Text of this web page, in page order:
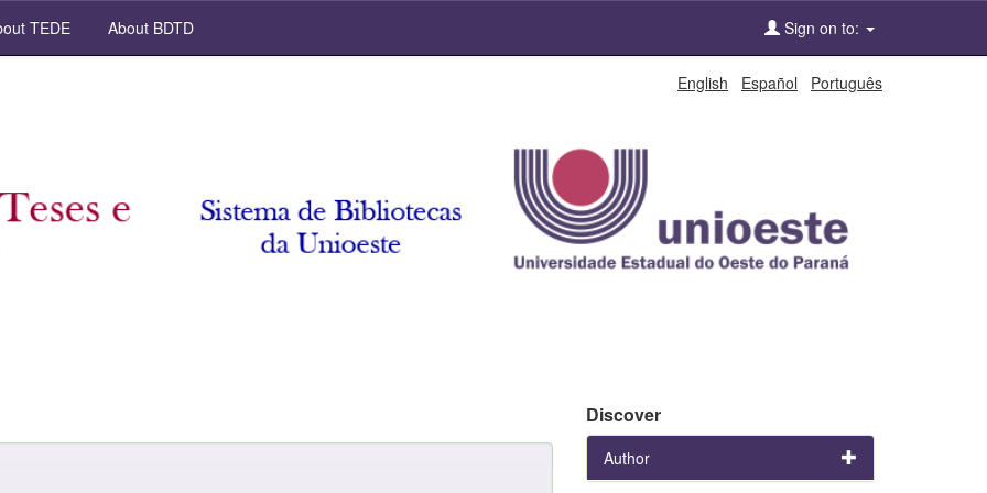
TEDE About BDTD Sign on to:
English Español Português
Discover
Author